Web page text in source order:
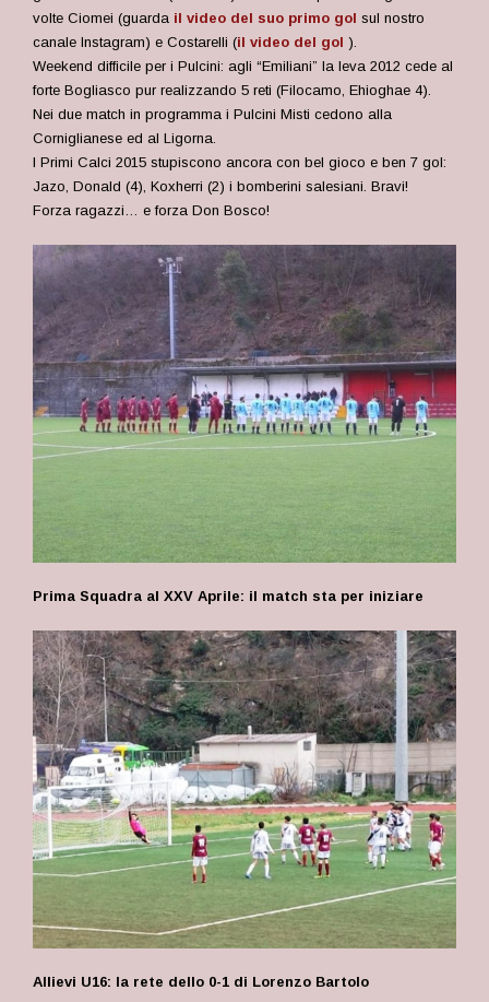
volte Ciomei (guarda il video del suo primo gol sul nostro
canale Instagram) e Costarelli (il video del gol ).
Weekend difficile per i Pulcini: agli “Emiliani” la leva 2012 cede al
forte Bogliasco pur realizzando 5 reti (Filocamo, Ehioghae 4).
Nei due match in programma i Pulcini Misti cedono alla
Corniglianese ed al Ligorna.
I Primi Calci 2015 stupiscono ancora con bel gioco e ben 7 gol:
Jazo, Donald (4), Koxherri (2) i bomberini salesiani. Bravi!
Forza ragazzi… e forza Don Bosco!
Prima Squadra al XXV Aprile: il match sta per iniziare
Allievi U16: la rete dello 0-1 di Lorenzo Bartolo